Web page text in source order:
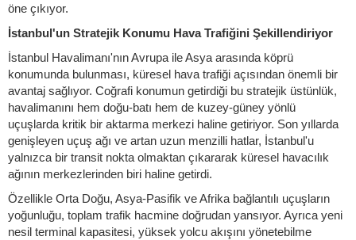
öne çıkıyor.
İstanbul'un Stratejik Konumu Hava Trafiğini Şekillendiriyor
İstanbul Havalimanı'nın Avrupa ile Asya arasında köprü
konumunda bulunması, küresel hava trafiği açısından önemli bir
avantaj sağlıyor. Coğrafi konumun getirdiği bu stratejik üstünlük,
havalimanını hem doğu-batı hem de kuzey-güney yönlü
uçuşlarda kritik bir aktarma merkezi haline getiriyor. Son yıllarda
genişleyen uçuş ağı ve artan uzun menzilli hatlar, İstanbul'u
yalnızca bir transit nokta olmaktan çıkararak küresel havacılık
ağının merkezlerinden biri haline getirdi.
Özellikle Orta Doğu, Asya-Pasifik ve Afrika bağlantılı uçuşların
yoğunluğu, toplam trafik hacmine doğrudan yansıyor. Ayrıca yeni
nesil terminal kapasitesi, yüksek yolcu akışını yönetebilme